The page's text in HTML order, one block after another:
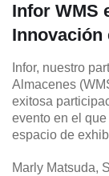
Infor WMS
Innovación
Infor, nuestro
Almacenes
exitosa
evento en el
espacio de
Marly Matsuda,